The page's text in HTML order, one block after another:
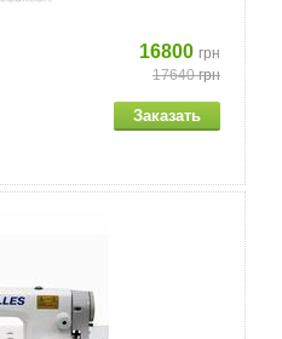
16800 грн
17640грн